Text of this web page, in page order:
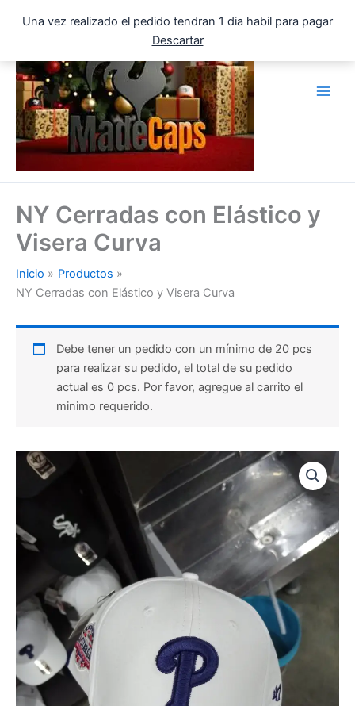
Una vez realizado el pedido tendran 1 dia habil para pagar
Descartar
NY Cerradas con Elástico y
Visera Curva
Inicio
Productos
NY Cerradas con Elástico y Visera Curva
Debe tener un pedido con un mínimo de 20 pcs
para realizar su pedido, el total de su pedido
actual es 0 pcs. Por favor, agregue al carrito el
minimo requerido.